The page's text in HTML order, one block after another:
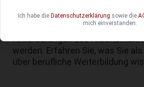
produktiver, sondern auch
in der Lage, den stetig
Anforderungen des
werden. Erfahren Sie, was Sie
über berufliche Weiterbildung
Ich habe die Datenschutzerklärung sowie die
mich einverstanden.